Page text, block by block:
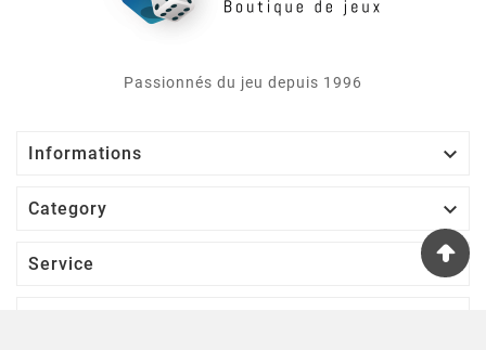
Passionnés du jeu depuis 1996
Informations 
Category 
Service 